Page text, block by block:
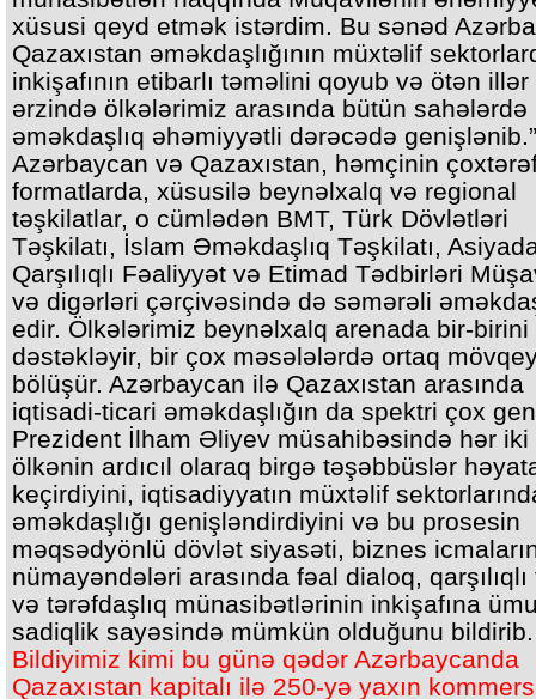
xüsusi qeyd etmək istərdim. Bu sənəd
Qazaxıstan əməkdaşlığının müxtəlif
inkişafının etibarlı təməlini qoyub və ötən illər
ərzində ölkələrimiz arasında bütün sahələrdə
əməkdaşlıq əhəmiyyətli dərəcədə genişlənib.”
Azərbaycan və Qazaxıstan, həmçinin
formatlarda, xüsusilə beynəlxalq və regional
təşkilatlar, o cümlədən BMT, Türk Dövlətləri
Təşkilatı, İslam Əməkdaşlıq Təşkilatı,
Qarşılıqlı Fəaliyyət və Etimad Tədbirləri
və digərləri çərçivəsində də səmərəli
edir. Ölkələrimiz beynəlxalq arenada bir-birini
dəstəkləyir, bir çox məsələlərdə ortaq
bölüşür. Azərbaycan ilə Qazaxıstan arasında
iqtisadi-ticari əməkdaşlığın da spektri çox
Prezident İlham Əliyev müsahibəsində hər iki
ölkənin ardıcıl olaraq birgə təşəbbüslər
keçirdiyini, iqtisadiyyatın müxtəlif
əməkdaşlığı genişləndirdiyini və bu prosesin
məqsədyönlü dövlət siyasəti, biznes
nümayəndələri arasında fəal dialoq, qarşılıqlı
və tərəfdaşlıq münasibətlərinin inkişafına
sadiqlik sayəsində mümkün olduğunu bildirib.
Bildiyimiz kimi bu günə qədər Azərbaycanda
Qazaxıstan kapitalı ilə 250-yə yaxın